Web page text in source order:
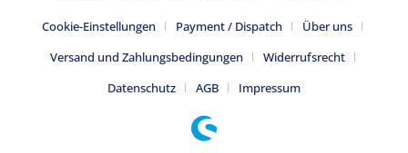
Cookie-Einstellungen Payment / Dispatch
Über uns
Versand und Zahlungsbedingungen
Widerrufsrecht
Datenschutz
AGB Impressum